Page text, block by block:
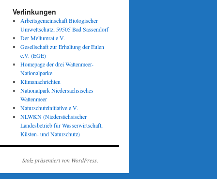
Verlinkungen
Arbeitsgemeinschaft Biologischer
Umweltschutz, 59505 Bad Sassendorf
Der Mellumrat e.V.
Gesellschaft zur Erhaltung der Eulen
e.V. (EGE)
Homepage der drei Wattenmeer-
Nationalparke
Klimanachrichten
Nationalpark Niedersächsisches
Wattenmeer
Naturschutzinitiative e.V.
NLWKN (Niedersächsischer
Landesbetrieb für Wasserwirtschaft,
Küsten- und Naturschutz)
Stolz präsentiert von WordPress.